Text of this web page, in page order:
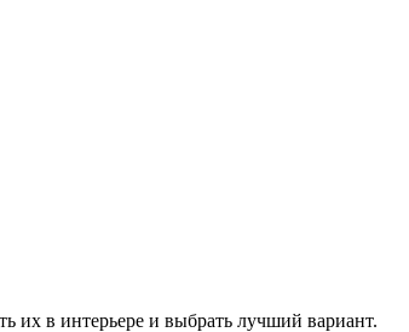
их в интерьере и выбрать лучший вариант.